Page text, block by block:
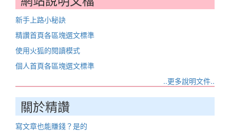
新手上路小秘訣
精讚首頁各區塊選文標準
使用火狐的閱讀模式
個人首頁各區塊選文標準
..更多說明文件..
關於精讚
寫文章也能賺錢？是的